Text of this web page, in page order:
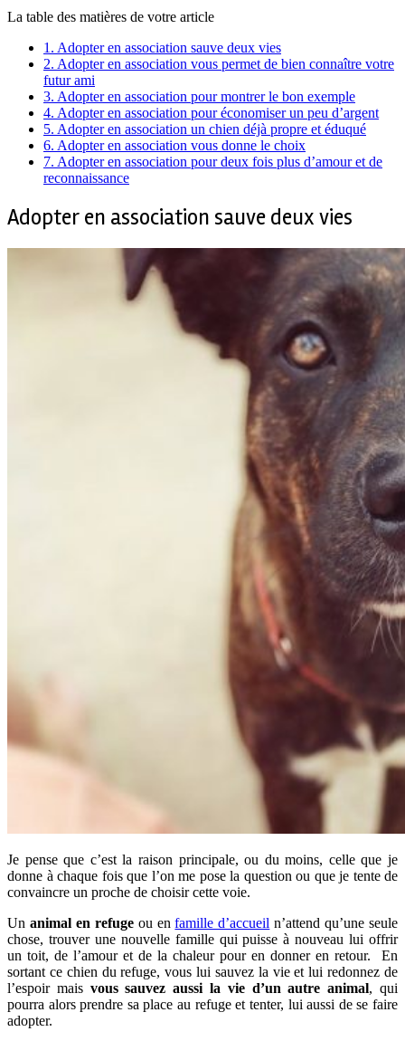
La table des matières de votre article
1. Adopter en association sauve deux vies
2. Adopter en association vous permet de bien connaître votre
futur ami
3. Adopter en association pour montrer le bon exemple
4. Adopter en association pour économiser un peu d’argent
5. Adopter en association un chien déjà propre et éduqué
6. Adopter en association vous donne le choix
7. Adopter en association pour deux fois plus d’amour et de
reconnaissance
Adopter en association sauve deux vies
Je pense que c’est la raison principale, ou du moins, celle que je
donne à chaque fois que l’on me pose la question ou que je tente de
convaincre un proche de choisir cette voie.
Un animal en refugeou enfamille d’accueil n’attend qu’une seule
chose, trouver une nouvelle famille qui puisse à nouveau lui offrir
un toit, de l’amour et de la chaleur pour en donner en retour. En
sortant ce chien du refuge, vous lui sauvez la vie et lui redonnez de
l’espoir mais vous sauvez aussi la vie d’un autre animal, qui
pourra alors prendre sa place au refuge et tenter, lui aussi de se faire
adopter.